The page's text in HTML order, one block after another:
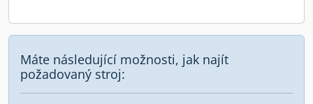
Máte následující možnosti, jak najít
požadovaný stroj: